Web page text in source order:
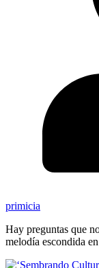
primicia
Hay preguntas que
melodía escondida